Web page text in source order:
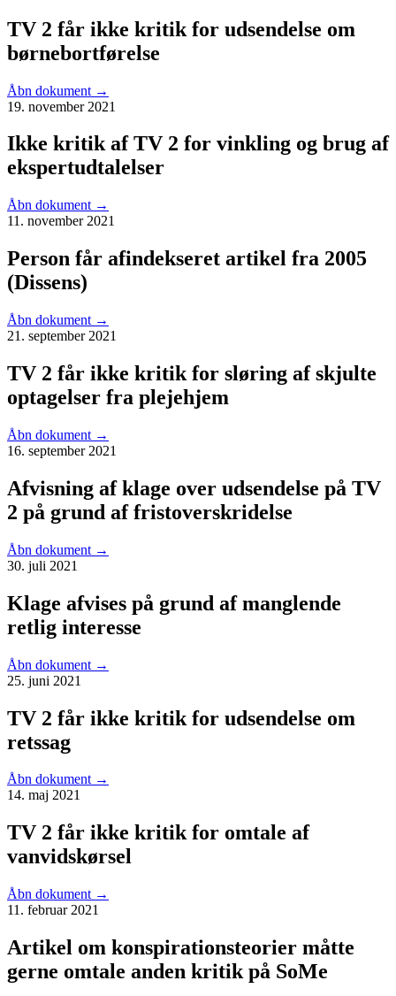
TV 2 får ikke kritik for udsendelse om
børnebortførelse
Åbn dokument →
19. november 2021
Ikke kritik af TV 2 for vinkling og brug af
ekspertudtalelser
Åbn dokument →
11. november 2021
Person får afindekseret artikel fra 2005
(Dissens)
Åbn dokument →
21. september 2021
TV 2 får ikke kritik for sløring af skjulte
optagelser fra plejehjem
Åbn dokument →
16. september 2021
Afvisning af klage over udsendelse på TV
2 på grund af fristoverskridelse
Åbn dokument →
30. juli 2021
Klage afvises på grund af manglende
retlig interesse
Åbn dokument →
25. juni 2021
TV 2 får ikke kritik for udsendelse om
retssag
Åbn dokument →
14. maj 2021
TV 2 får ikke kritik for omtale af
vanvidskørsel
Åbn dokument →
11. februar 2021
Artikel om konspirationsteorier måtte
gerne omtale anden kritik på SoMe